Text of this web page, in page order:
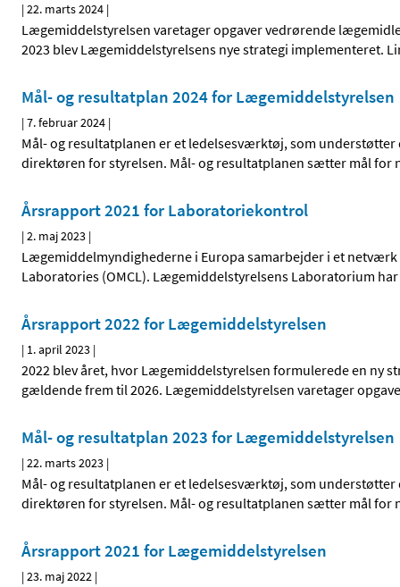
|22. marts 2024 |
Lægemiddelstyrelsen varetager opgaver vedrørende
2023 blev Lægemiddelstyrelsens nye strategi implementeret.
Mål- og resultatplan 2024 for Lægemiddelstyrelsen
|7. februar 2024 |
Mål- og resultatplanen er et ledelsesværktøj, som
direktøren for styrelsen. Mål- og resultatplanen sætter mål for
Årsrapport 2021 for Laboratoriekontrol
|2. maj 2023 |
Lægemiddelmyndighederne i Europa samarbejder i et
Laboratories (OMCL). Lægemiddelstyrelsens Laboratorium
Årsrapport 2022 for Lægemiddelstyrelsen
| 1. april 2023 |
2022 blev året, hvor Lægemiddelstyrelsen formulerede en ny
gældende frem til 2026. Lægemiddelstyrelsen varetager
Mål- og resultatplan 2023 for Lægemiddelstyrelsen
|22. marts 2023 |
Mål- og resultatplanen er et ledelsesværktøj, som
direktøren for styrelsen. Mål- og resultatplanen sætter mål for
Årsrapport 2021 for Lægemiddelstyrelsen
|23. maj 2022 |